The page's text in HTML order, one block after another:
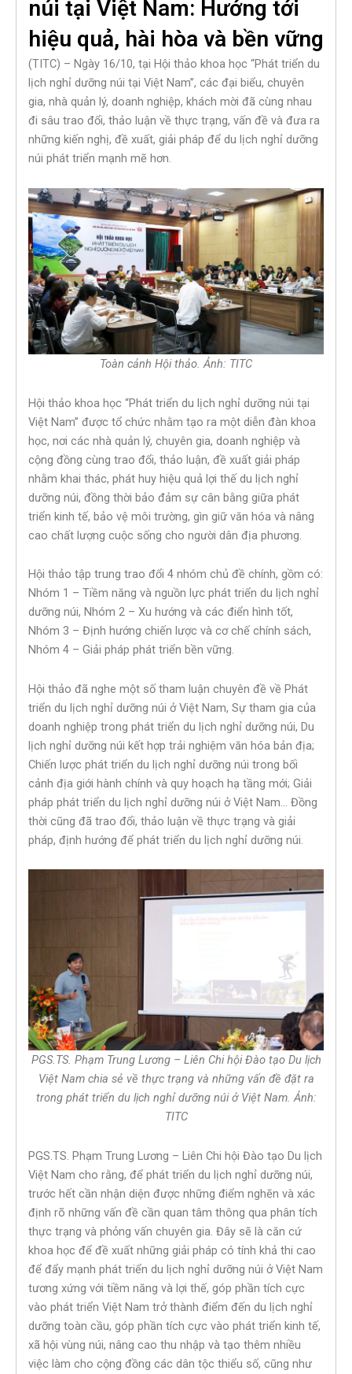
núi tại Việt Nam: Hướng tới
hiệu quả, hài hòa và bền vững
(TITC) – Ngày 16/10, tại Hội thảo khoa học “Phát triển du
lịch nghỉ dưỡng núi tại Việt Nam”, các đại biểu, chuyên
gia, nhà quản lý, doanh nghiệp, khách mời đã cùng nhau
đi sâu trao đổi, thảo luận về thực trạng, vấn đề và đưa ra
những kiến nghị, đề xuất, giải pháp để du lịch nghỉ dưỡng
núi phát triển mạnh mẽ hơn.
Toàn cảnh Hội thảo. Ảnh: TITC
Hội thảo khoa học “Phát triển du lịch nghỉ dưỡng núi tại
Việt Nam” được tổ chức nhằm tạo ra một diễn đàn khoa
học, nơi các nhà quản lý, chuyên gia, doanh nghiệp và
cộng đồng cùng trao đổi, thảo luận, đề xuất giải pháp
nhằm khai thác, phát huy hiệu quả lợi thế du lịch nghỉ
dưỡng núi, đồng thời bảo đảm sự cân bằng giữa phát
triển kinh tế, bảo vệ môi trường, gìn giữ văn hóa và nâng
cao chất lượng cuộc sống cho người dân địa phương.
Hội thảo tập trung trao đổi 4 nhóm chủ đề chính, gồm có:
Nhóm 1 – Tiềm năng và nguồn lực phát triển du lịch nghỉ
dưỡng núi, Nhóm 2 – Xu hướng và các điển hình tốt,
Nhóm 3 – Định hướng chiến lược và cơ chế chính sách,
Nhóm 4 – Giải pháp phát triển bền vững.
Hội thảo đã nghe một số tham luận chuyên đề về Phát
triển du lịch nghỉ dưỡng núi ở Việt Nam, Sự tham gia của
doanh nghiệp trong phát triển du lịch nghỉ dưỡng núi, Du
lịch nghỉ dưỡng núi kết hợp trải nghiệm văn hóa bản địa;
Chiến lược phát triển du lịch nghỉ dưỡng núi trong bối
cảnh địa giới hành chính và quy hoạch hạ tầng mới; Giải
pháp phát triển du lịch nghỉ dưỡng núi ở Việt Nam… Đồng
thời cũng đã trao đổi, thảo luận về thực trạng và giải
pháp, định hướng để phát triển du lịch nghỉ dưỡng núi.
PGS.TS. Phạm Trung Lương – Liên Chi hội Đào tạo Du lịch
Việt Nam chia sẻ về thực trạng và những vấn đề đặt ra
trong phát triển du lịch nghỉ dưỡng núi ở Việt Nam. Ảnh:
TITC
PGS.TS. Phạm Trung Lương – Liên Chi hội Đào tạo Du lịch
Việt Nam cho rằng, để phát triển du lịch nghỉ dưỡng núi,
trước hết cần nhận diện được những điểm nghẽn và xác
định rõ những vấn đề cần quan tâm thông qua phân tích
thực trạng và phỏng vấn chuyên gia. Đây sẽ là căn cứ
khoa học để đề xuất những giải pháp có tính khả thi cao
để đẩy mạnh phát triển du lịch nghỉ dưỡng núi ở Việt Nam
tương xứng với tiềm năng và lợi thế, góp phần tích cực
vào phát triển Việt Nam trở thành điểm đến du lịch nghỉ
dưỡng toàn cầu, góp phần tích cực vào phát triển kinh tế,
xã hội vùng núi, nâng cao thu nhập và tạo thêm nhiều
việc làm cho cộng đồng các dân tộc thiểu số, cũng như